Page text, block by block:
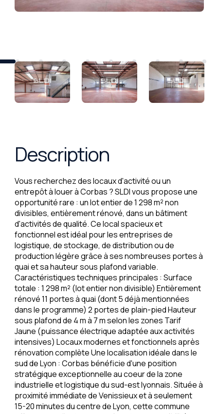
Description
Vous recherchez des locaux d'activité ou un
entrepôt à louer à Corbas ? SLDI vous propose une
opportunité rare : un lot entier de 1 298 m² non
divisibles, entièrement rénové, dans un bâtiment
d'activités de qualité. Ce local spacieux et
fonctionnel est idéal pour les entreprises de
logistique, de stockage, de distribution ou de
production légère grâce à ses nombreuses portes à
quai et sa hauteur sous plafond variable.
Caractéristiques techniques principales : Surface
totale : 1 298 m² (lot entier non divisible) Entièrement
rénové 11 portes à quai (dont 5 déjà mentionnées
dans le programme) 2 portes de plain-pied Hauteur
sous plafond de 4 m à 7 m selon les zones Tarif
Jaune (puissance électrique adaptée aux activités
intensives) Locaux modernes et fonctionnels après
rénovation complète Une localisation idéale dans le
sud de Lyon : Corbas bénéficie d'une position
stratégique exceptionnelle au coeur de la zone
industrielle et logistique du sud-est lyonnais. Située à
proximité immédiate de Venissieux et à seulement
15-20 minutes du centre de Lyon, cette commune